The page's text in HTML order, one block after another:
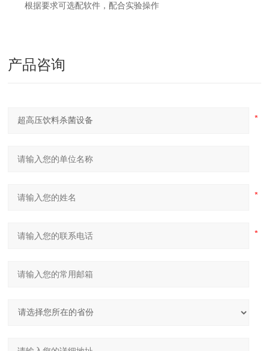
根据要求可选配软件，配合实验操作
产品咨询